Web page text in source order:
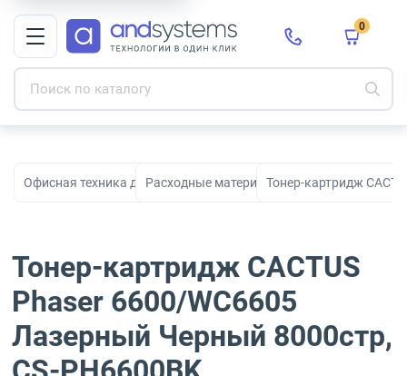
0
Офисная техника для печати, сканирования и
Расходные материалы для принтеров и
Тонер-картридж
Тонер-картридж CACTUS
Phaser 6600/WC6605
Лазерный Черный 8000стр,